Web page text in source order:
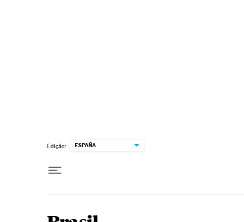
Edição: ESPAÑA